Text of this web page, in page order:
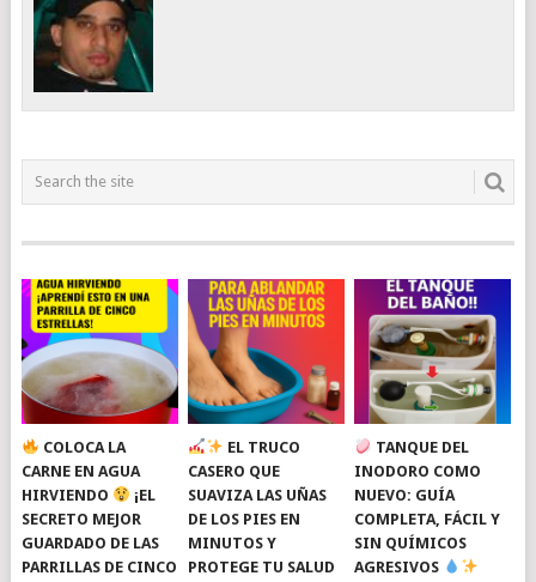
COLOCA LA
CARNE EN AGUA
HIRVIENDO
¡EL
SECRETO MEJOR
GUARDADO DE LAS
PARRILLAS DE CINCO
EL TRUCO
CASERO QUE
SUAVIZA LAS UÑAS
DE LOS PIES EN
MINUTOS Y
PROTEGE TU SALUD
TANQUE DEL
INODORO COMO
NUEVO: GUÍA
COMPLETA, FÁCIL Y
SIN QUÍMICOS
AGRESIVOS